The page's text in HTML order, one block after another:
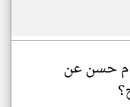
حسن عن